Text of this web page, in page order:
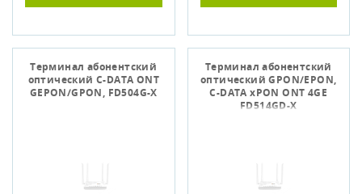
Терминал абонентский
оптический C-DATA ONT
GEPON/GPON, FD504G-X
Терминал абонентский
оптический GPON/EPON,
C-DATA xPON ONT 4GE
FD514GD-X